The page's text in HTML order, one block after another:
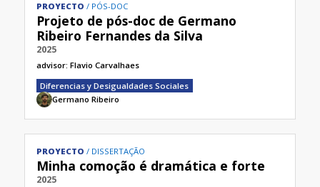
PROYECTO PÓS-DOC
Projeto de pós-doc de Germano
Ribeiro Fernandes da Silva
2025
advisor: Flavio Carvalhaes
Diferencias y Desigualdades Sociales
Germano Ribeiro
PROYECTO DISSERTAÇÃO
Minha comoção é dramática e forte
2025